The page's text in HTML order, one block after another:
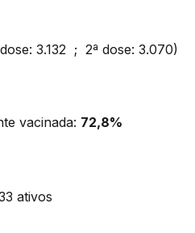
dose: 3.132 ; 2ª dose: 3.070)
vacinada: 72,8%